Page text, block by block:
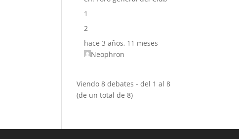
1
2
hace 3 años, 11 meses
Neophron
Viendo 8 debates - del 1 al 8
(de un total de 8)